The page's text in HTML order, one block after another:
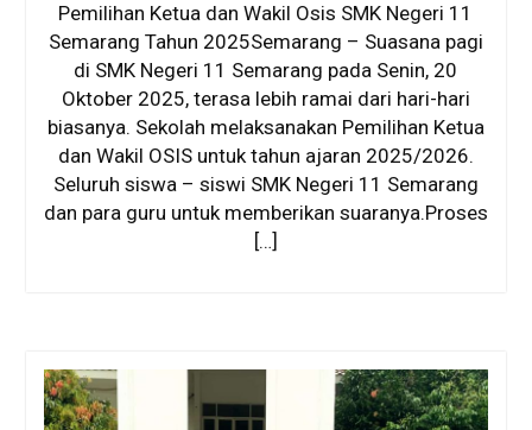
Pemilihan Ketua dan Wakil Osis SMK Negeri 11
Semarang Tahun 2025Semarang – Suasana pagi
di SMK Negeri 11 Semarang pada Senin, 20
Oktober 2025, terasa lebih ramai dari hari-hari
biasanya. Sekolah melaksanakan Pemilihan Ketua
dan Wakil OSIS untuk tahun ajaran 2025/2026.
Seluruh siswa – siswi SMK Negeri 11 Semarang
dan para guru untuk memberikan suaranya.Proses
[…]